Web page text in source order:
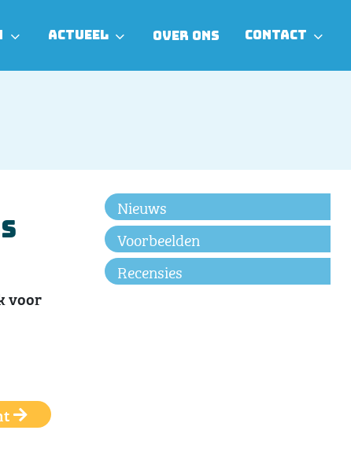
ACTUEEL OVER ONS CONTACT
voor
Nieuws
Voorbeelden
Recensies